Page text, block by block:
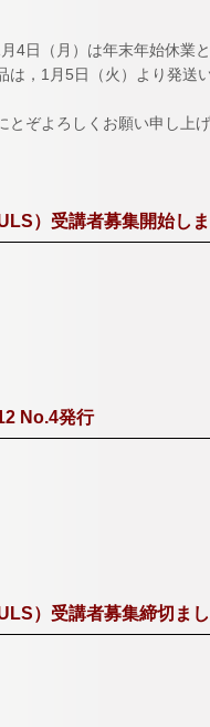
4日（月）は年末年始休業と
，1月5日（火）より発送
ぞよろしくお願い申し上げ
）受講者募集開始し
No.4発行
）受講者募集締切ま